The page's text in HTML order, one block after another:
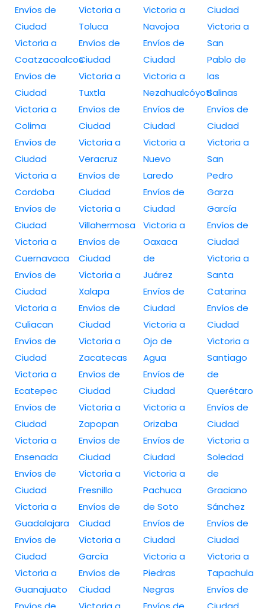
Envíos de
Ciudad
Victoria a
Coatzacoalcos
Envíos de
Ciudad
Victoria a
Colima
Envíos de
Ciudad
Victoria a
Cordoba
Envíos de
Ciudad
Victoria a
Cuernavaca
Envíos de
Ciudad
Victoria a
Culiacan
Envíos de
Ciudad
Victoria a
Ecatepec
Envíos de
Ciudad
Victoria a
Ensenada
Envíos de
Ciudad
Victoria a
Guadalajara
Envíos de
Ciudad
Victoria a
Guanajuato
Victoria a
Toluca
Envíos de
Ciudad
Victoria a
Tuxtla
Envíos de
Ciudad
Victoria a
Veracruz
Envíos de
Ciudad
Victoria a
Villahermosa
Envíos de
Ciudad
Victoria a
Xalapa
Envíos de
Ciudad
Victoria a
Zacatecas
Envíos de
Ciudad
Victoria a
Zapopan
Envíos de
Ciudad
Victoria a
Fresnillo
Envíos de
Ciudad
Victoria a
García
Envíos de
Ciudad
Victoria a
Navojoa
Envíos de
Ciudad
Victoria a
Nezahualcóyotl
Envíos de
Ciudad
Victoria a
Nuevo
Laredo
Envíos de
Ciudad
Victoria a
Oaxaca
de
Juárez
Envíos de
Ciudad
Victoria a
Ojo de
Agua
Envíos de
Ciudad
Victoria a
Orizaba
Envíos de
Ciudad
Victoria a
Pachuca
de Soto
Envíos de
Ciudad
Victoria a
Piedras
Negras
Ciudad
Victoria a
San
Pablo de
las
Salinas
Envíos de
Ciudad
Victoria a
San
Pedro
Garza
García
Envíos de
Ciudad
Victoria a
Santa
Catarina
Envíos de
Ciudad
Victoria a
Santiago
de
Querétaro
Envíos de
Ciudad
Victoria a
Soledad
de
Graciano
Sánchez
Envíos de
Ciudad
Victoria a
Tapachula
Envíos de